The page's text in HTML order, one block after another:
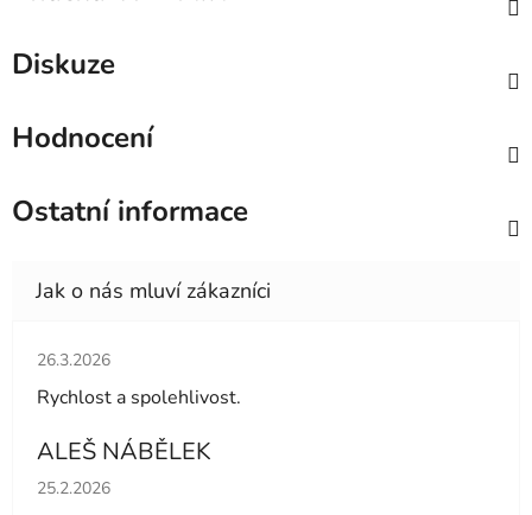
Diskuze
Hodnocení
Ostatní informace
Hodnocení obchodu je 5 z 5 hvězdiček.
26.3.2026
Rychlost a spolehlivost.
ALEŠ NÁBĚLEK
Hodnocení obchodu je 5 z 5 hvězdiček.
25.2.2026